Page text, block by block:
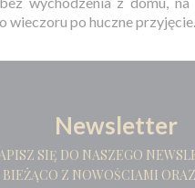
wieczoru po huczne przyjęcie.
Newsletter
SIĘ DO NASZEGO
BIEŻĄCO Z NOWOŚCIAMI